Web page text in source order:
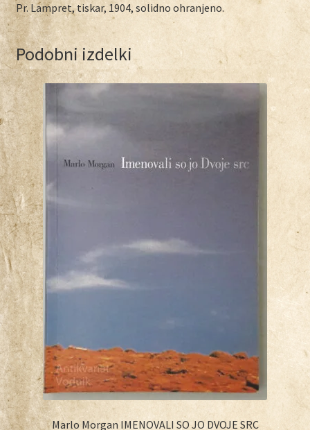
Pr. Lampret, tiskar, 1904, solidno ohranjeno.
Podobni izdelki
Marlo Morgan IMENOVALI SO JO DVOJE SRC